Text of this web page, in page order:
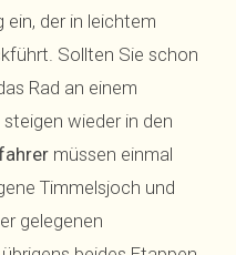
ein, der in leichtem
Sollten Sie schon
Rad an einem
wieder in den
müssen einmal
Timmelsjoch und
gelegenen